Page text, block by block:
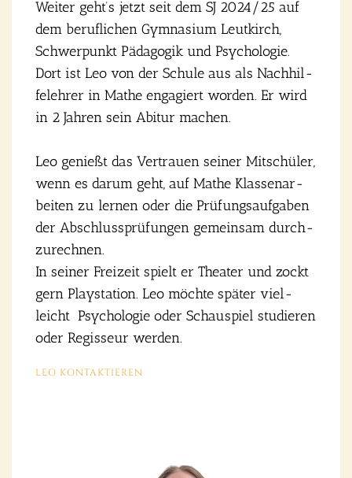
Wei­ter geht’s jetzt seit dem SJ 2024/25 auf
dem beruf­li­chen Gym­na­si­um Leut­kirch,
Schwer­punkt Päd­ago­gik und Psy­cho­lo­gie.
Dort ist Leo von der Schu­le aus als Nach­hil­
fe­leh­rer in Mathe enga­giert wor­den. Er wird
in 2 Jah­ren sein Abitur machen.
Leo genießt das Ver­trau­en sei­ner Mit­schü­ler,
wenn es dar­um geht, auf Mathe Klas­sen­ar­
bei­ten zu ler­nen oder die Prü­fungs­auf­ga­ben
der Abschluss­prü­fun­gen gemein­sam durch­
zu­rech­nen.
In sei­ner Frei­zeit spielt er Thea­ter und zockt
gern Play­sta­ti­on. Leo möch­te spä­ter viel­
leicht Psy­cho­lo­gie oder Schau­spiel stu­die­ren
oder Regis­seur wer­den.
LEO KON­TAK­TIE­REN